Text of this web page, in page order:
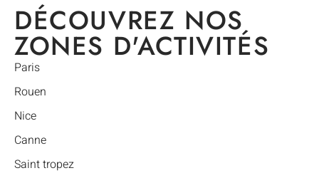
DÉCOUVREZ NOS
ZONES D'ACTIVITÉS
Paris
Rouen
Nice
Canne
Saint tropez